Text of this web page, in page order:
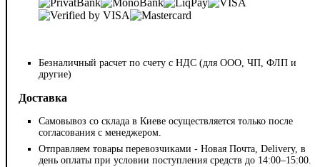
Безналичный расчет по счету с НДС (для ООО, ЧП, ФЛП и
другие)
Доставка
Самовывоз со склада в Киеве осуществляется только после
согласования с менеджером.
Отправляем товары перевозчиками - Новая Почта, Delivery, в
день оплаты при условии поступления средств до 14:00–15:00.